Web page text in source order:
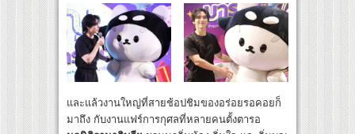
และแล้วงานใหญ่ที่สายช้อปชิมของอร่อยรอคอยก็
มาถึง กับงานแฟร์การกุศลที่หลายคนตั้งตารอ